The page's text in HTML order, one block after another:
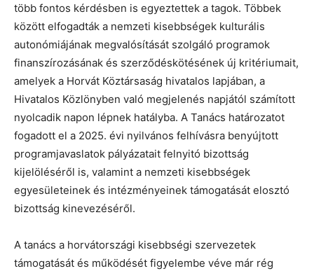
több fontos kérdésben is egyeztettek a tagok. Többek
között elfogadták a nemzeti kisebbségek kulturális
autonómiájának megvalósítását szolgáló programok
finanszírozásának és szerződéskötésének új kritériumait,
amelyek a Horvát Köztársaság hivatalos lapjában, a
Hivatalos Közlönyben való megjelenés napjától számított
nyolcadik napon lépnek hatályba. A Tanács határozatot
fogadott el a 2025. évi nyilvános felhívásra benyújtott
programjavaslatok pályázatait felnyitó bizottság
kijelöléséről is, valamint a nemzeti kisebbségek
egyesületeinek és intézményeinek támogatását elosztó
bizottság kinevezéséről.
A tanács a horvátországi kisebbségi szervezetek
támogatását és működését figyelembe véve már rég